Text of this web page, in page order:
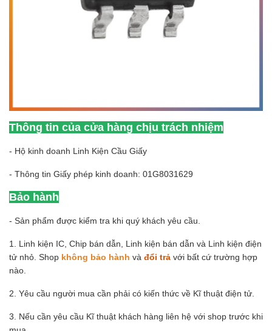
Thông tin của cửa hàng chịu trách nhiệm
- Hộ kinh doanh Linh Kiện Cầu Giấy
- Thông tin Giấy phép kinh doanh: 01G8031629
Bảo hành
- Sản phẩm được kiểm tra khi quý khách yêu cầu.
1. Linh kiện IC, Chip bán dẫn, Linh kiện bán dẫn và Linh kiện điện
tử nhỏ. Shop không bảo hành và đổi trả với bất cứ trường hợp
nào.
2. Yêu cầu người mua cần phải có kiến thức về Kĩ thuật điện tử.
3. Nếu cần yêu cầu Kĩ thuật khách hàng liên hệ với shop trước khi